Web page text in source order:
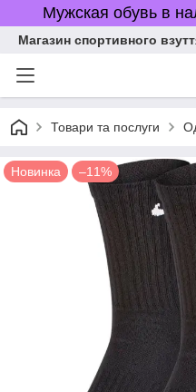
Мужская обувь в
Магазин спортивного
Товари та послуги
Новинка –11%